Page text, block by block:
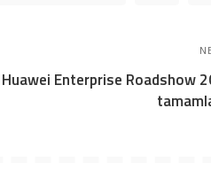
Huawei Enterprise Roadshow